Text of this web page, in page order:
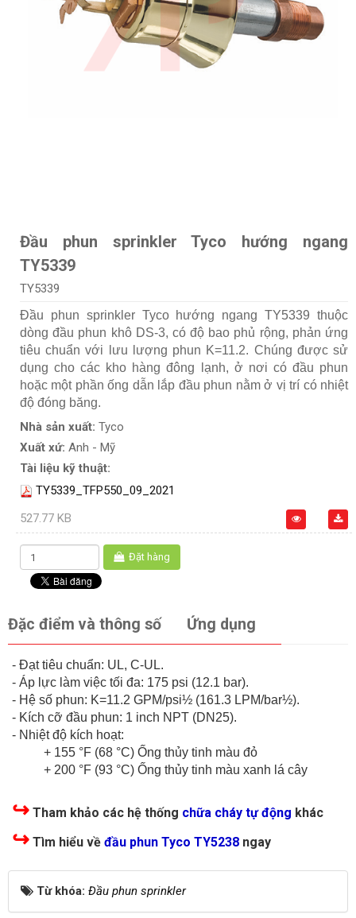
Đầu phun sprinkler Tyco hướng ngang
TY5339
TY5339
Đầu phun sprinkler Tyco hướng ngang TY5339 thuộc
dòng đầu phun khô DS-3, có độ bao phủ rộng, phản ứng
tiêu chuẩn với lưu lượng phun K=11.2. Chúng được sử
dụng cho các kho hàng đông lạnh, ở nơi có đầu phun
hoặc một phần ống dẫn lắp đầu phun nằm ở vị trí có nhiệt
độ đóng băng.
Nhà sản xuất: Tyco
Xuất xứ: Anh - Mỹ
Tài liệu kỹ thuật:
TY5339_TFP550_09_2021
527.77 KB
Đặt hàng
Đặc điểm và thông số Ứng dụng
- Đạt tiêu chuẩn: UL, C-UL.
- Áp lực làm việc tối đa: 175 psi (12.1 bar).
- Hệ số phun: K=11.2 GPM/psi½ (161.3 LPM/bar½).
- Kích cỡ đầu phun: 1 inch NPT (DN25).
- Nhiệt độ kích hoạt:
+ 155 °F (68 °C) Ống thủy tinh màu đỏ
+ 200 °F (93 °C) Ống thủy tinh màu xanh lá cây
↪ Tham khảo các hệ thống chữa cháy tự động khác
↪ Tìm hiểu về đầu phun Tyco TY5238 ngay
Từ khóa: Đầu phun sprinkler